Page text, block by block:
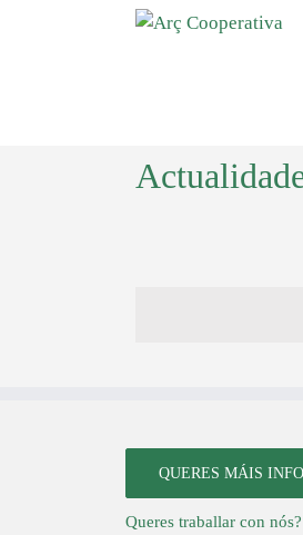
QUERES MÁIS
Queres traballar con nós?